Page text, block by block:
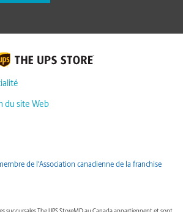
du site Web
de l'Association canadienne de la franchise